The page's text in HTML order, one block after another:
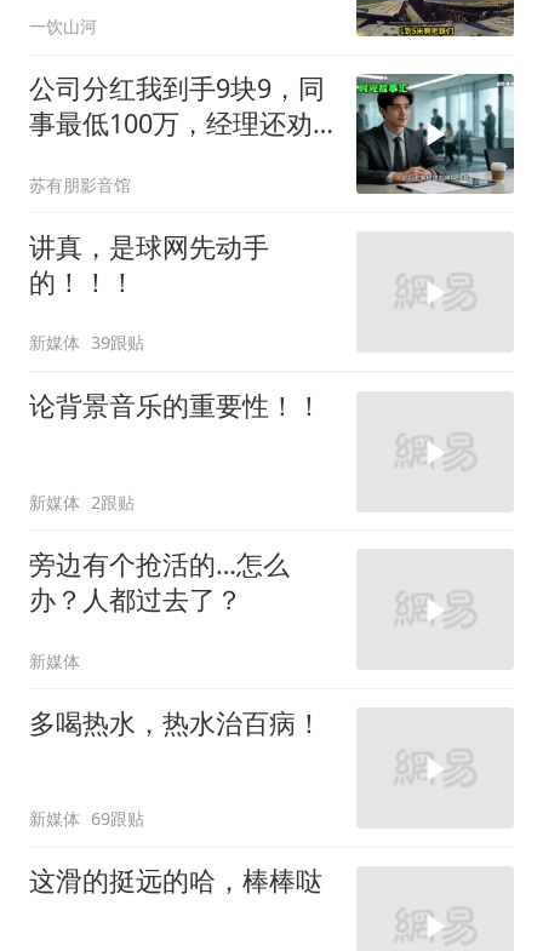
一饮山河
公司分红我到手9块9，同
事最低100万，经理还劝
苏有朋影音馆
讲真，是球网先动手
的！！！
新媒体 39跟贴
论背景音乐的重要性！！
新媒体 2跟贴
旁边有个抢活的…怎么
办？人都过去了？
新媒体
多喝热水，热水治百病！
新媒体 69跟贴
这滑的挺远的哈，棒棒哒